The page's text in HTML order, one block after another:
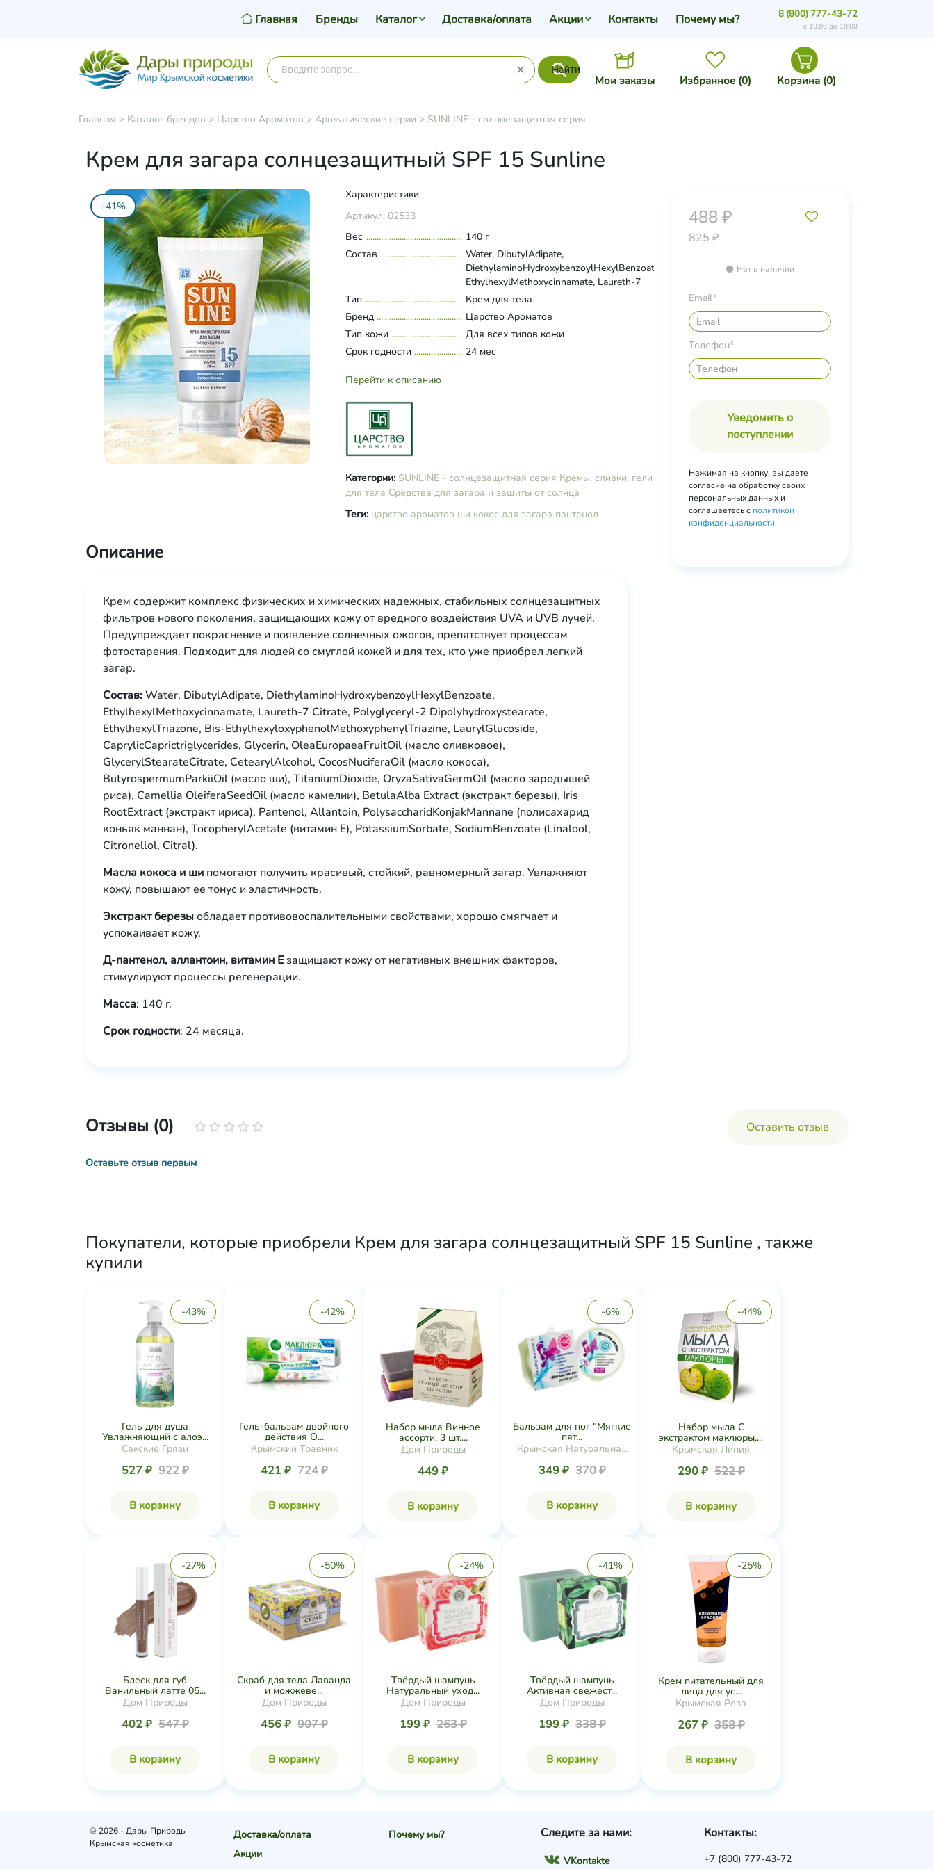
Найти
Мои заказы Избранное (0) Корзина (0)
Главная Бренды Каталог Доставка/оплата Акции Контакты Почему мы? 8 (800) 777-43-72
с 10:00 до 18:00
Главная > Каталог брендов > Царство Ароматов > Ароматические серии > SUNLINE - солнцезащитная серия
Крем для загара солнцезащитный SPF 15 Sunline
-41%
Характеристики
Артикул: 02533
Вес
140 г
Состав
Water, DibutylAdipate,
DiethylaminoHydroxybenzoylHexylBenzoate,
EthylhexylMethoxycinnamate, Laureth-7
Citrate, Polyglyceryl-2
Dipolyhydroxystearate, EthylhexylTriazone,
Bis-
EthylhexyloxyphenolMethoxyphenylTriazine,
LaurylGlucoside,
BetulaAlba Extract (экстракт березы), Iris
RootExtract (экстракт ириса), Pantenol,
(полисахарид коньяк маннан),
Развернуть состав
Тип
Крем для тела
Бренд
Царство Ароматов
Тип кожи
Для всех типов кожи
Срок годности
24 мес
Перейти к описанию
Категории: SUNLINE - солнцезащитная серия Кремы, сливки, гели
для тела Средства для загара и защиты от солнца
Теги: царство ароматов ши кокос для загара пантенол
488 ₽
825 ₽
Нет в наличии
Email*
Телефон*
Уведомить о
поступлении
Нажимая на кнопку, вы даете
согласие на обработку своих
персональных данных и
соглашаетесь с политикой
конфиденциальности
Описание
Крем содержит комплекс физических и химических надежных, стабильных солнцезащитных
фильтров нового поколения, защищающих кожу от вредного воздействия UVA и UVB лучей.
Предупреждает покраснение и появление солнечных ожогов, препятствует процессам
фотостарения. Подходит для людей со смуглой кожей и для тех, кто уже приобрел легкий
загар.
Состав:Water, DibutylAdipate, DiethylaminoHydroxybenzoylHexylBenzoate,
EthylhexylMethoxycinnamate, Laureth-7 Citrate, Polyglyceryl-2 Dipolyhydroxystearate,
EthylhexylTriazone, Bis-EthylhexyloxyphenolMethoxyphenylTriazine, LaurylGlucoside,
CaprylicCaprictriglycerides, Glycerin, OleaEuropaeaFruitOil (масло оливковое),
GlycеrуlStearateCitrate, CеtearylAlcohol, CocosNuciferaOil (масло кокоса),
ButyrospermumParkiiOil (масло ши), TitaniumDioxide, OryzaSativaGermOil (масло зародышей
риса), Camellia OleiferaSeedOil (масло камелии), BetulaAlba Extract (экстракт березы), Iris
RootExtract (экстракт ириса), Pantenol, Allantoin, PolysaccharidKonjakMannane (полисахарид
коньяк маннан), TocopherylAcetate (витамин Е), PotassiumSorbate, SodiumBenzoate (Linalool,
Citronellol, Citral).
Масла кокоса и ши помогают получить красивый, стойкий, равномерный загар. Увлажняют
кожу, повышают ее тонус и эластичность.
Экстракт березыобладает противовоспалительными свойствами, хорошо смягчает и
успокаивает кожу.
Д-пантенол, аллантоин, витамин Езащищают кожу от негативных внешних факторов,
стимулируют процессы регенерации.
Масса: 140 г.
Срок годности: 24 месяца.
Отзывы (0) Оставить отзыв
Оставьте отзыв первым
Покупатели, которые приобрели Крем для загара солнцезащитный SPF 15 Sunline , также
купили
-43%
Гель для душа
Увлажняющий с алоэ...
Сакские Грязи
527 ₽ 922 ₽
В корзину
-42%
Гель-бальзам двойного
действия О...
Крымский Травник
421 ₽ 724 ₽
В корзину
Набор мыла Винное
ассорти, 3 шт....
Дом Природы
449 ₽
В корзину
-6%
Бальзам для ног "Мягкие
пят...
Крымская Натуральная
349 ₽ 370 ₽
В корзину
-44%
Набор мыла С
экстрактом маклюры,...
Крымская Линия
290 ₽ 522 ₽
В корзину
-27%
Блеск для губ
Ванильный латте 05...
Дом Природы
402 ₽ 547 ₽
В корзину
-50%
Скраб для тела Лаванда
и можжеве...
Дом Природы
456 ₽ 907 ₽
В корзину
-24%
Твёрдый шампунь
Натуральный уход...
Дом Природы
199 ₽ 263 ₽
В корзину
-41%
Твёрдый шампунь
Активная свежест...
Дом Природы
199 ₽ 338 ₽
В корзину
-25%
Крем питательный для
лица для ус...
Крымская Роза
267 ₽ 358 ₽
В корзину
© 2026 - Дары Природы
Крымская косметика
Доставка/оплата
Акции
Почему мы? Следите за нами:
VKontakte
Контакты:
+7 (800) 777-43-72